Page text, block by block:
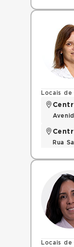
Locais
Rua
Locais